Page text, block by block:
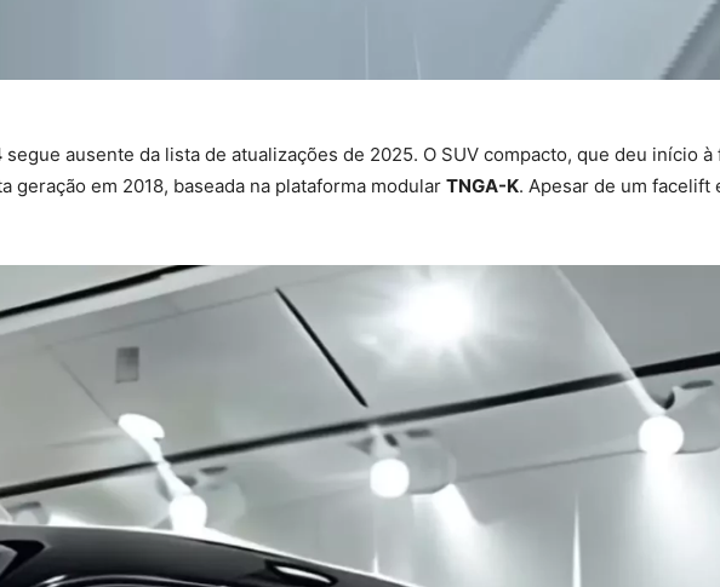
segue ausente da lista de atualizações de 2025. O SUV compacto, que deu início
geração em 2018, baseada na plataforma modular TNGA-K. Apesar de um facelift